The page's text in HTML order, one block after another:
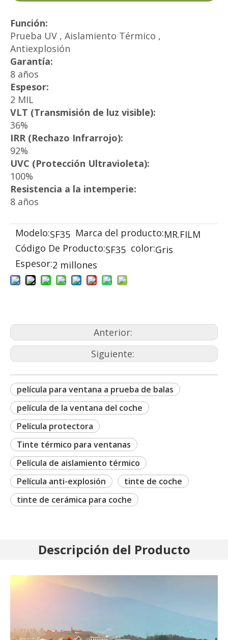
Función:
Prueba UV , Aislamiento Térmico ,
Antiexplosión
Garantía:
8 años
Espesor:
2 MIL
VLT (Transmisión de luz visible):
36%
IRR (Rechazo Infrarrojo):
92%
UVC (Protección Ultravioleta):
100%
Resistencia a la intemperie:
8 años
Modelo:SF35 Marca del producto:MR.FILM
Código De Producto:SF35 color:Gris
Espesor:2 millones
Anterior:
Siguiente:
película para ventana a prueba de balas
película de la ventana del coche
Película protectora
Tinte térmico para ventanas
Película de aislamiento térmico
Película anti-explosión
tinte de coche
tinte de cerámica para coche
Descripción del Producto